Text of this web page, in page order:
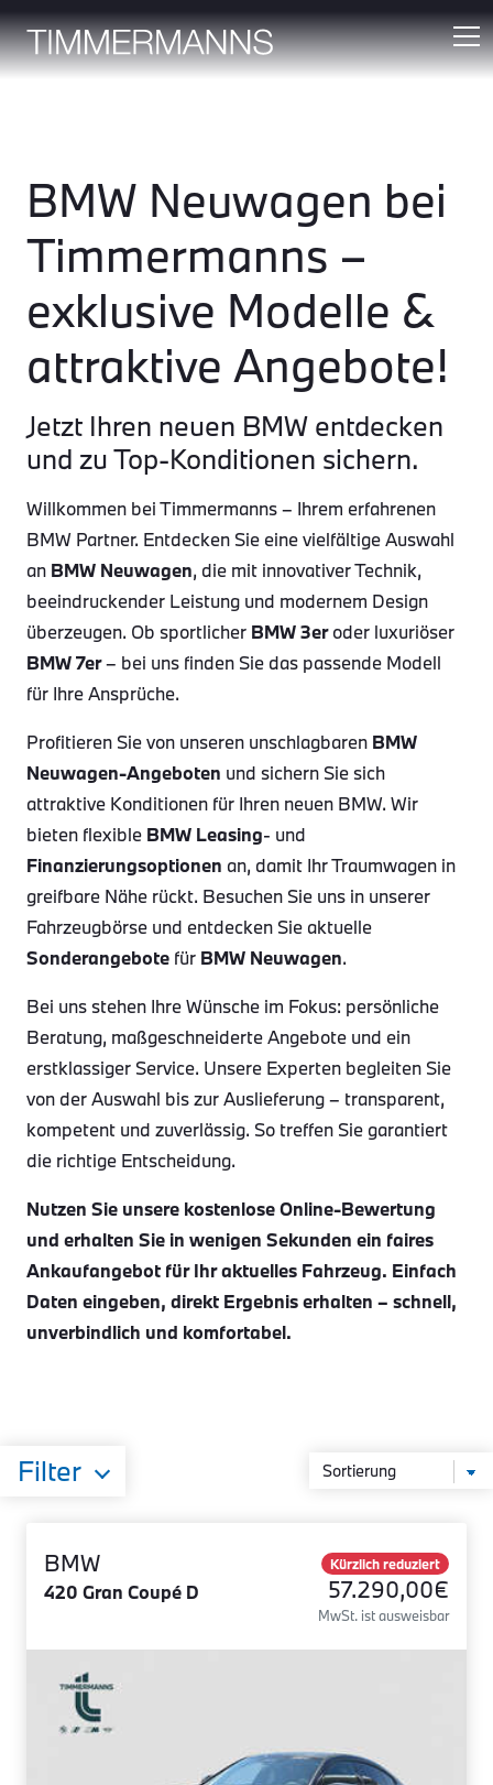
BMW Neuwagen bei
Timmermanns –
exklusive Modelle &
attraktive Angebote!
Jetzt Ihren neuen BMW entdecken
und zu Top-Konditionen sichern.
Willkommen bei Timmermanns – Ihrem erfahrenen
BMW Partner. Entdecken Sie eine vielfältige Auswahl
an BMW Neuwagen, die mit innovativer Technik,
beeindruckender Leistung und modernem Design
überzeugen. Ob sportlicher BMW 3eroder luxuriöser
BMW 7er– bei uns finden Sie das passende Modell
für Ihre Ansprüche.
Profitieren Sie von unseren unschlagbaren BMW
Neuwagen-Angeboten und sichern Sie sich
attraktive Konditionen für Ihren neuen BMW. Wir
bieten flexible BMW Leasing- und
Finanzierungsoptionen an, damit Ihr Traumwagen in
greifbare Nähe rückt. Besuchen Sie uns in unserer
Fahrzeugbörse und entdecken Sie aktuelle
Sonderangebote für BMW Neuwagen.
Bei uns stehen Ihre Wünsche im Fokus: persönliche
Beratung, maßgeschneiderte Angebote und ein
erstklassiger Service. Unsere Experten begleiten Sie
von der Auswahl bis zur Auslieferung – transparent,
kompetent und zuverlässig. So treffen Sie garantiert
die richtige Entscheidung.
Nutzen Sie unsere kostenlose Online-Bewertung
und erhalten Sie in wenigen Sekunden ein faires
Ankaufangebot für Ihr aktuelles Fahrzeug. Einfach
Daten eingeben, direkt Ergebnis erhalten – schnell,
unverbindlich und komfortabel.
Filter
BMW
420 Gran Coupé D
Kürzlich reduziert
57.290,00€
MwSt. ist ausweisbar